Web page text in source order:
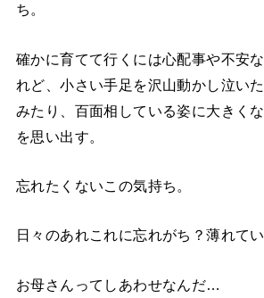
ち。
確かに育てて行くには心配事や不安
れど、小さい手足を沢山動かし泣い
みたり、百面相している姿に大きく
を思い出す。
忘れたくないこの気持ち。
日々のあれこれに忘れがち？薄れてい
お母さんってしあわせなんだ…